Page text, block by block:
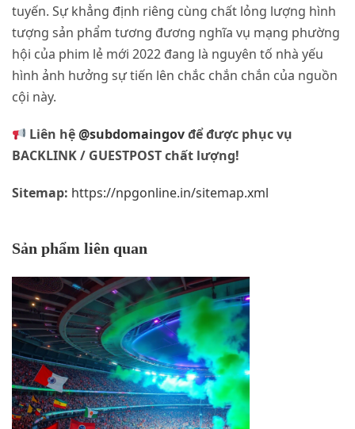
tuyến. Sự khẳng định riêng cùng chất lỏng lượng hình
tượng sản phẩm tương đương nghĩa vụ mạng phường
hội của phim lẻ mới 2022 đang là nguyên tố nhà yếu
hình ảnh hưởng sự tiến lên chắc chắn chắn của nguồn
cội này.
Liên hệ@subdomaingovđể được phục vụ
BACKLINK / GUESTPOST chất lượng!
Sitemap: https://npgonline.in/sitemap.xml
Sản phẩm liên quan